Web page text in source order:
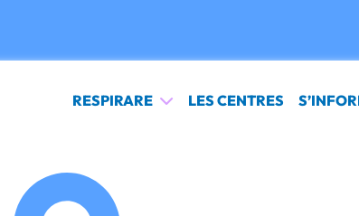
RESPIRARE LES CENTRES